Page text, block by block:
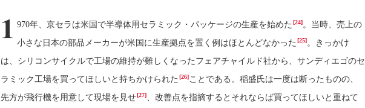
1 970年、京セラは米国で半導体用セラミック・パッケージの生産を始めた [24]。当時、売上の
小さな日本の部品メーカーが米国に生産拠点を置く例はほとんどなかった [25]。きっかけ
は、シリコンサイクルで工場の維持が難しくなったフェアチャイルド社から、サンディエゴのセ
ラミック工場を買ってほしいと持ちかけられた [26]ことである。稲盛氏は一度は断ったものの、
先方が飛行機を用意して現場を見せ[27]、改善点を指摘するとそれならば買ってほしいと重ねて